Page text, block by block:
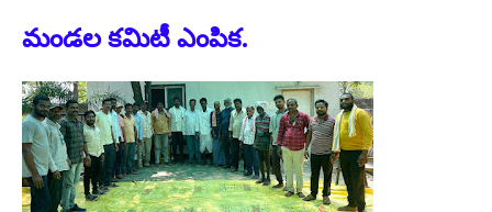
మండల కమిటీ ఎంపిక.